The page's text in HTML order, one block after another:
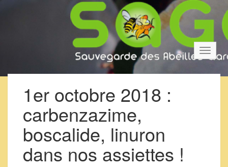
la
1er octobre 2018 :
carbenzazime,
boscalide, linuron
dans nos assiettes !